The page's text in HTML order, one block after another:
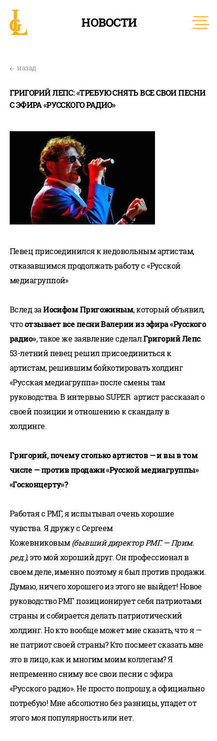
НОВОСТИ
назад
ГРИГОРИЙ ЛЕПС: «ТРЕБУЮ СНЯТЬ ВСЕ СВОИ ПЕСНИ
С ЭФИРА «РУССКОГО РАДИО»
Певец присоединился к недовольным артистам,
отказавшимся продолжать работу с «Русской
медиагруппой»
Вслед заИосифом Пригожиным, который объявил,
чтоотзывает все песни Валерии из эфира «Русского
радио», такое же заявление сделалГригорий Лепс.
53-летний певец решил присоединиться к
артистам, решившим бойкотировать холдинг
«Русская медиагруппа» после смены там
руководства. В интервью SUPER артист рассказал о
своей позиции и отношению к скандалу в
холдинге.
Григорий, почему столько артистов — и вы в том
числе — против продажи «Русской медиагруппы»
«Госконцерту»?
Работая с РМГ, я испытывал очень хорошие
чувства. Я дружу с Сергеем
Кожевниковым(бывший директор РМГ. — Прим.
ред.), это мой хороший друг. Он профессионал в
своем деле, именно поэтому я был против продажи.
Думаю, ничего хорошего из этого не выйдет! Новое
руководство РМГ позиционирует себя патриотами
страны и собирается делать патриотический
холдинг. Но кто вообще может мне сказать, что я —
не патриот своей страны? Кто посмеет сказать мне
это в лицо, как и многим моим коллегам? Я
непременно сниму все свои песни с эфира
«Русского радио». Не просто попрошу, а официально
потребую! Мне абсолютно без разницы, упадет от
этого моя популярность или нет.